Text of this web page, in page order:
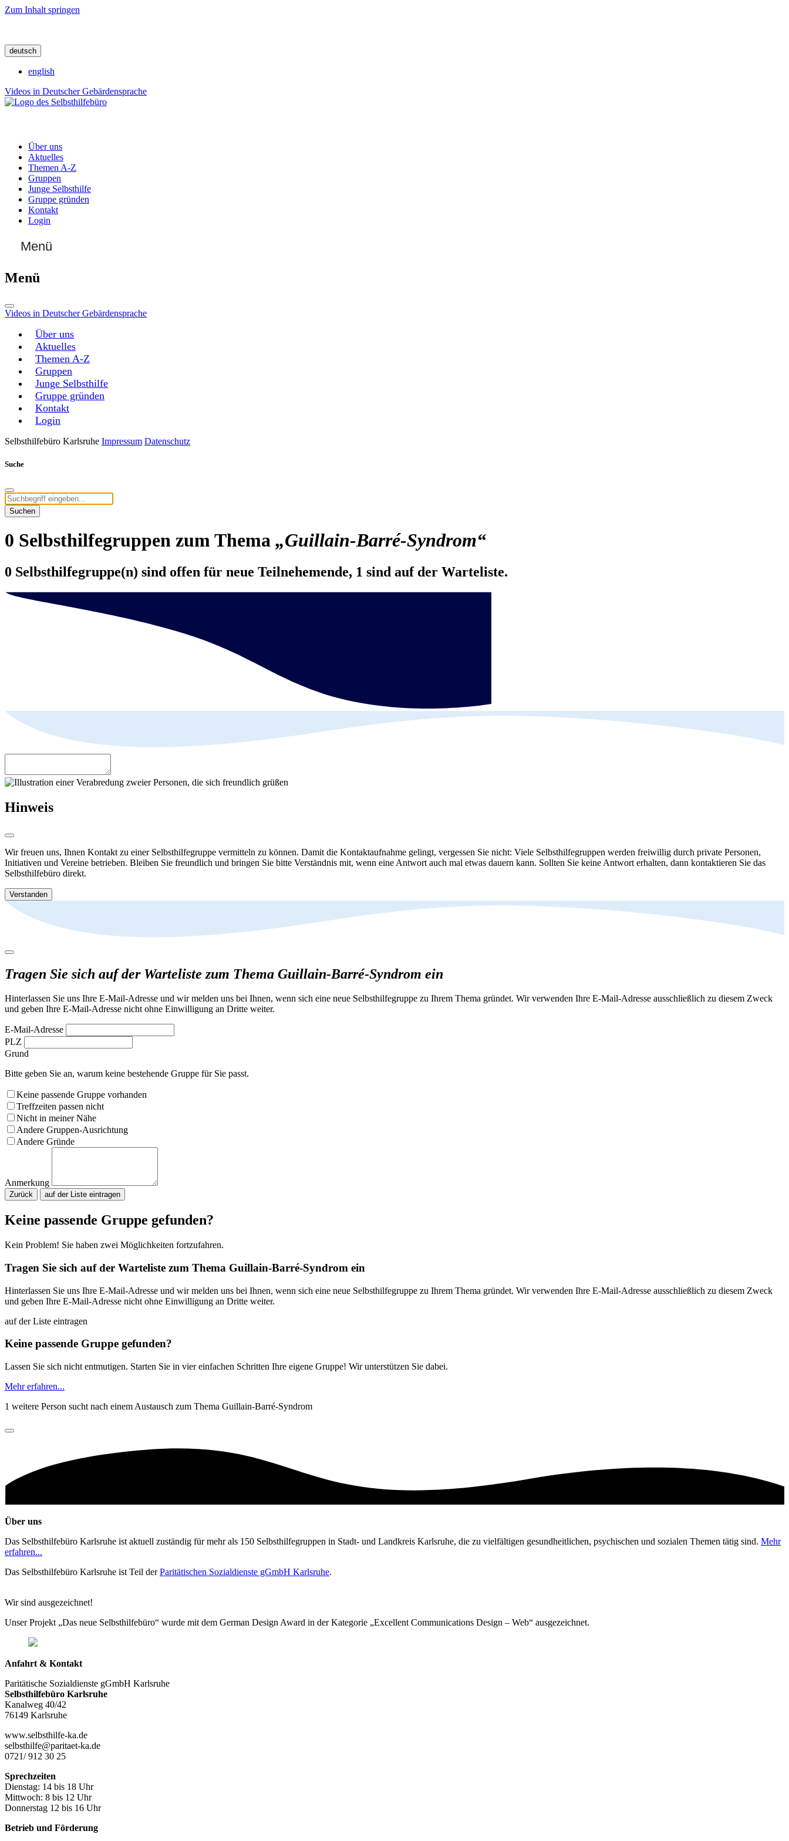
Zum Inhalt springen
deutsch
english
Videos in Deutscher Gebärdensprache
Über uns
Aktuelles
Themen A-Z
Gruppen
Junge Selbsthilfe
Gruppe gründen
Kontakt
Login
Menü
Menü
Videos in Deutscher Gebärdensprache
Über uns
Aktuelles
Themen A-Z
Gruppen
Junge Selbsthilfe
Gruppe gründen
Kontakt
Login
Selbsthilfebüro Karlsruhe Impressum Datenschutz
Suche
Suchen
0 Selbsthilfegruppen zum Thema „Guillain-Barré-Syndrom“
0 Selbsthilfegruppe(n) sind offen für neue Teilnehemende, 1 sind auf der Warteliste.
Hinweis
Wir freuen uns, Ihnen Kontakt zu einer Selbsthilfegruppe vermitteln zu können. Damit die Kontaktaufnahme gelingt, vergessen Sie nicht: Viele Selbsthilfegruppen werden freiwillig durch private Personen,
Initiativen und Vereine betrieben. Bleiben Sie freundlich und bringen Sie bitte Verständnis mit, wenn eine Antwort auch mal etwas dauern kann. Sollten Sie keine Antwort erhalten, dann kontaktieren Sie das
Selbsthilfebüro direkt.
Verstanden
Tragen Sie sich auf der Warteliste zum Thema Guillain-Barré-Syndrom ein
Hinterlassen Sie uns Ihre E-Mail-Adresse und wir melden uns bei Ihnen, wenn sich eine neue Selbsthilfegruppe zu Ihrem Thema gründet. Wir verwenden Ihre E-Mail-Adresse ausschließlich zu diesem Zweck
und geben Ihre E-Mail-Adresse nicht ohne Einwilligung an Dritte weiter.
E-Mail-Adresse
PLZ
Grund
Bitte geben Sie an, warum keine bestehende Gruppe für Sie passt.
Keine passende Gruppe vorhanden
Treffzeiten passen nicht
Nicht in meiner Nähe
Andere Gruppen-Ausrichtung
Andere Gründe
Anmerkung
Zurück
Keine passende Gruppe gefunden?
Kein Problem! Sie haben zwei Möglichkeiten fortzufahren.
Tragen Sie sich auf der Warteliste zum Thema Guillain-Barré-Syndrom ein
Hinterlassen Sie uns Ihre E-Mail-Adresse und wir melden uns bei Ihnen, wenn sich eine neue Selbsthilfegruppe zu Ihrem Thema gründet. Wir verwenden Ihre E-Mail-Adresse ausschließlich zu diesem Zweck
und geben Ihre E-Mail-Adresse nicht ohne Einwilligung an Dritte weiter.
auf der Liste eintragen
Keine passende Gruppe gefunden?
Lassen Sie sich nicht entmutigen. Starten Sie in vier einfachen Schritten Ihre eigene Gruppe! Wir unterstützen Sie dabei.
Mehr erfahren...
1 weitere Person sucht nach einem Austausch zum Thema Guillain-Barré-Syndrom
Über uns
Das Selbsthilfebüro Karlsruhe ist aktuell zuständig für mehr als 150 Selbsthilfegruppen in Stadt- und Landkreis Karlsruhe, die zu vielfältigen gesundheitlichen, psychischen und sozialen Themen tätig sind. Mehr
erfahren...
Das Selbsthilfebüro Karlsruhe ist Teil derParitätischen Sozialdienste gGmbH Karlsruhe.
Wir sind ausgezeichnet!
Unser Projekt „Das neue Selbsthilfebüro“ wurde mit dem German Design Award in der Kategorie „Excellent Communications Design – Web“ ausgezeichnet.
Anfahrt & Kontakt
Paritätische Sozialdienste gGmbH Karlsruhe
Selbsthilfebüro Karlsruhe
Kanalweg 40/42
76149 Karlsruhe
www.selbsthilfe-ka.de
selbsthilfe@paritaet-ka.de
0721/ 912 30 25
Sprechzeiten
Dienstag: 14 bis 18 Uhr
Mittwoch: 8 bis 12 Uhr
Donnerstag 12 bis 16 Uhr
Betrieb und Förderung